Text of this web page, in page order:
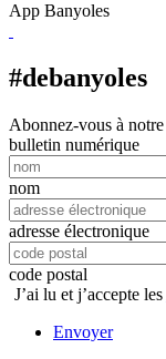
App Banyoles
#debanyoles
Abonnez-vous à notre
bulletin numérique
nom
adresse électronique
code postal
J’ai lu et j’accepte les
Envoyer